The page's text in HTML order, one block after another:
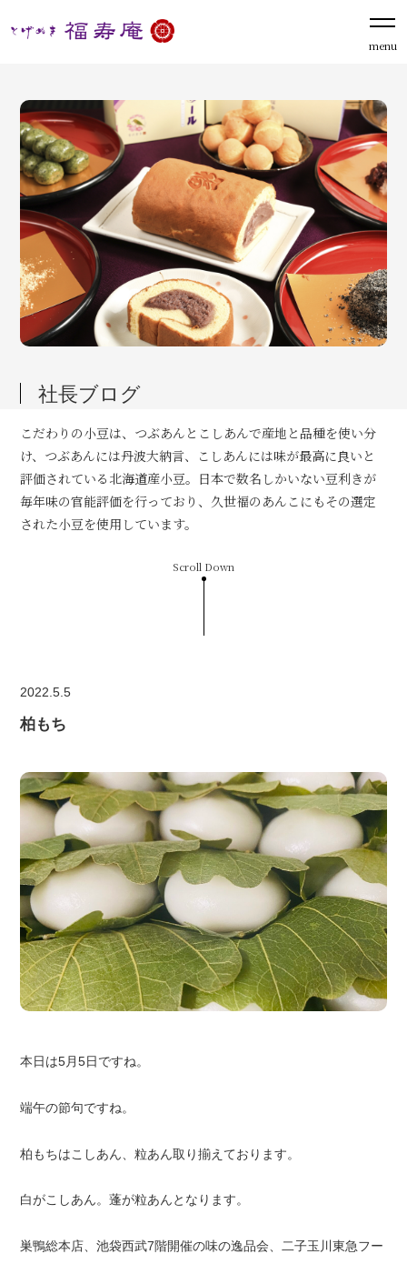
menu
社長ブログ
こだわりの小豆は、つぶあんとこしあんで産地と品種を使い分
け、つぶあんには丹波大納言、こしあんには味が最高に良いと
評価されている北海道産小豆。日本で数名しかいない豆利きが
毎年味の官能評価を行っており、久世福のあんこにもその選定
された小豆を使用しています。
Scroll Down
2022.5.5
柏もち
本日は5月5日ですね。
端午の節句ですね。
柏もちはこしあん、粒あん取り揃えております。
白がこしあん。蓬が粒あんとなります。
巣鴨総本店、池袋西武7階開催の味の逸品会、二子玉川東急フー